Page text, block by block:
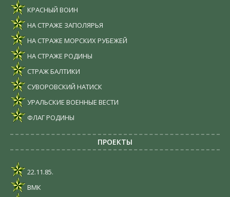
КРАСНЫЙ ВОИН
НА СТРАЖЕ ЗАПОЛЯРЬЯ
НА СТРАЖЕ МОРСКИХ РУБЕЖЕЙ
НА СТРАЖЕ РОДИНЫ
СТРАЖ БАЛТИКИ
СУВОРОВСКИЙ НАТИСК
УРАЛЬСКИЕ ВОЕННЫЕ ВЕСТИ
ФЛАГ РОДИНЫ
ПРОЕКТЫ
22.11.85.
ВМК